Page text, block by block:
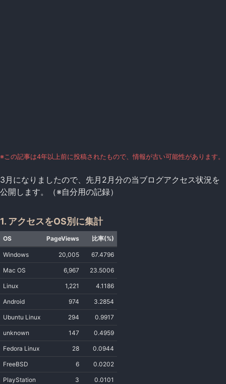
※この記事は4年以上前に投稿されたもので、情報が古い可能性があります。
3月になりましたので、先月2月分の当ブログアクセス状況を
公開します。（※自分用の記録）
1. アクセスをOS別に集計
OS PageViews 比率(%)
Windows 20,005 67.4796
Mac OS 6,967 23.5006
Linux 1,221 4.1186
Android 974 3.2854
Ubuntu Linux 294 0.9917
unknown 147 0.4959
Fedora Linux 28 0.0944
FreeBSD 6 0.0202
PlayStation 3 0.0101